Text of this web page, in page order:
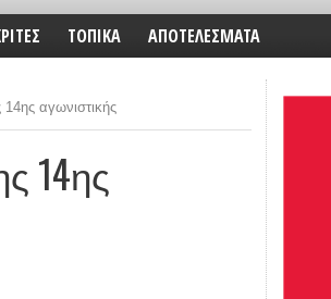
ΤΟΠΙΚΑ ΑΠΟΤΕΛΕΣΜΑΤΑ
αγωνιστικής
14ης